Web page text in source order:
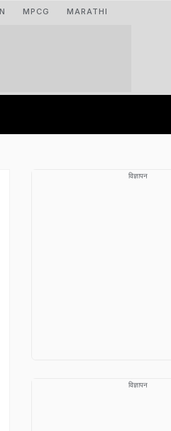
MPCG MARATHI
विज्ञापन
विज्ञापन